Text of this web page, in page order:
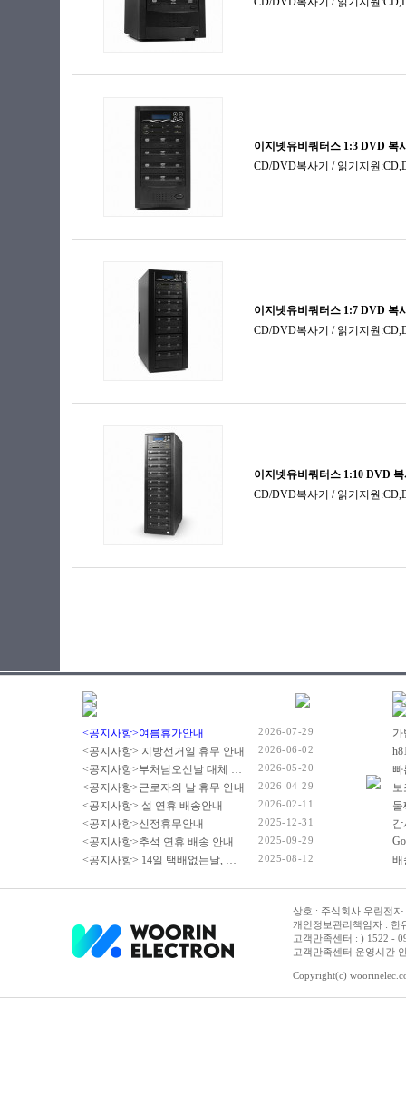
<공지사항>여름휴가안내 2026-07-29
<공지사항> 지방선거일 휴무 안내 2026-06-02
<공지사항>부처님오신날 대체 휴무 안내 2026-05-20
<공지사항>근로자의 날 휴무 안내 2026-04-29
<공지사항> 설 연휴 배송안내 2026-02-11
<공지사항>신정휴무안내 2025-12-31
<공지사항>추석 연휴 배송 안내 2025-09-29
<공지사항> 14일 택배없는날, 광복절 휴무 배송 안내 2025-08-12
빠
감
상호 : 주식회사 우린전
개인정보관리책임자 : 한
고객만족센터 : ) 1522 -
고객만족센터 운영시간
Copyright(c)